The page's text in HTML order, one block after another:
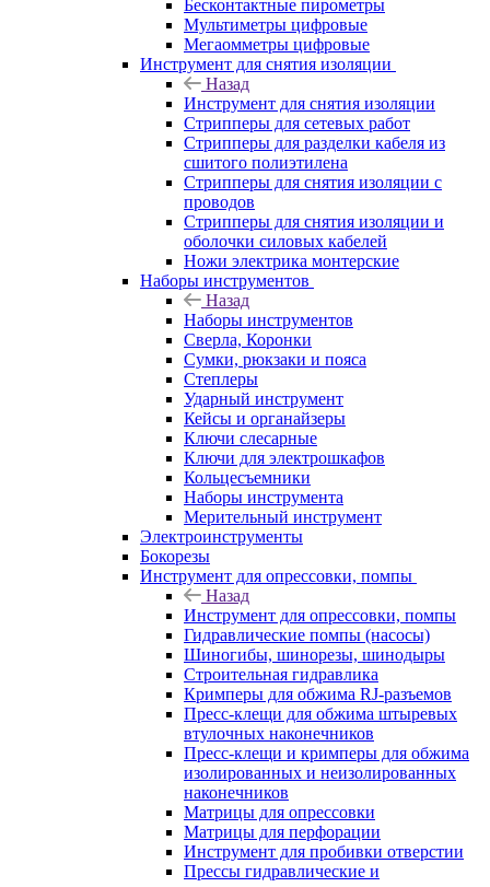
Бесконтактные пирометры
Мультиметры цифровые
Мегаомметры цифровые
Инструмент для снятия изоляции
Назад
Инструмент для снятия изоляции
Стрипперы для сетевых работ
Стрипперы для разделки кабеля из
сшитого полиэтилена
Cтрипперы для снятия изоляции с
проводов
Стрипперы для снятия изоляции и
оболочки силовых кабелей
Ножи электрика монтерские
Наборы инструментов
Назад
Наборы инструментов
Сверла, Коронки
Сумки, рюкзаки и пояса
Степлеры
Ударный инструмент
Кейсы и органайзеры
Ключи слесарные
Ключи для электрошкафов
Кольцесъемники
Наборы инструмента
Мерительный инструмент
Электроинструменты
Бокорезы
Инструмент для опрессовки, помпы
Назад
Инструмент для опрессовки, помпы
Гидравлические помпы (насосы)
Шиногибы, шинорезы, шинодыры
Строительная гидравлика
Кримперы для обжима RJ-разъемов
Пресс-клещи для обжима штыревых
втулочных наконечников
Пресс-клещи и кримперы для обжима
изолированных и неизолированных
наконечников
Матрицы для опрессовки
Матрицы для перфорации
Инструмент для пробивки отверстии
Прессы гидравлические и